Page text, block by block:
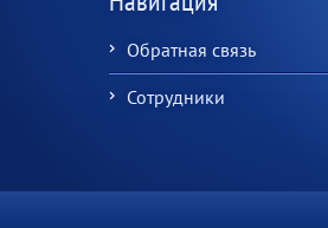
Обратная связь
Сотрудники